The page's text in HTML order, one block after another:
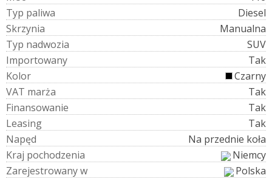
Typ paliwa
Diesel
Skrzynia
Manualna
Typ nadwozia
SUV
Importowany
Tak
Kolor
Czarny
VAT marża
Tak
Finansowanie
Tak
Leasing
Tak
Napęd
Na przednie koła
Kraj pochodzenia
Niemcy
Zarejestrowanyw
Polska